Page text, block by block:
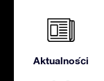
Aktualności